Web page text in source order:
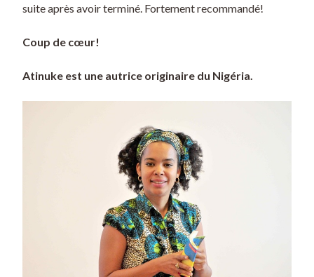
suite après avoir terminé. Fortement recommandé!
Coup de cœur!
Atinuke est une autrice originaire du Nigéria.